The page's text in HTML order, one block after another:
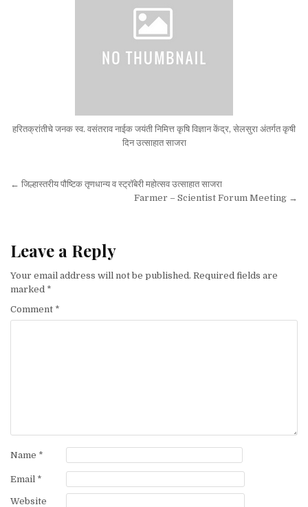
हरितक्रांतीचे जनक स्व. वसंतराव नाईक जयंती निमित्त कृषि विज्ञान केंद्र, सेलसुरा अंतर्गत कृषी
दिन उत्साहात साजरा
Post navigation
← जिल्हास्तरीय पौष्टिक तृणधान्य व स्ट्रॉबेरी महोत्सव उत्साहात साजरा
Farmer – Scientist Forum Meeting →
Leave a Reply
Your email address will not be published. Required fields are
marked *
Comment *
Name *
Email *
Website